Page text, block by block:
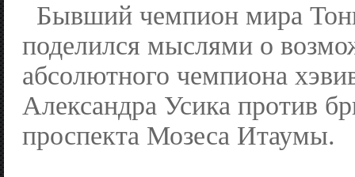
Бывший чемпион мира
поделился мыслями о
абсолютного чемпиона
Александра Усика против
проспекта Мозеса Итаумы.